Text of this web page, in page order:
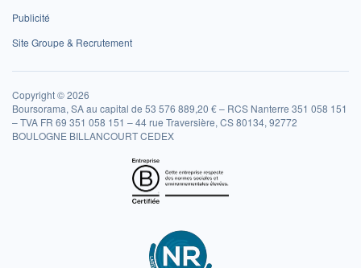
Publicité
Site Groupe & Recrutement
Copyright © 2026
Boursorama, SA au capital de 53 576 889,20 € – RCS Nanterre 351 058 151
– TVA FR 69 351 058 151 – 44 rue Traversière, CS 80134, 92772
BOULOGNE BILLANCOURT CEDEX